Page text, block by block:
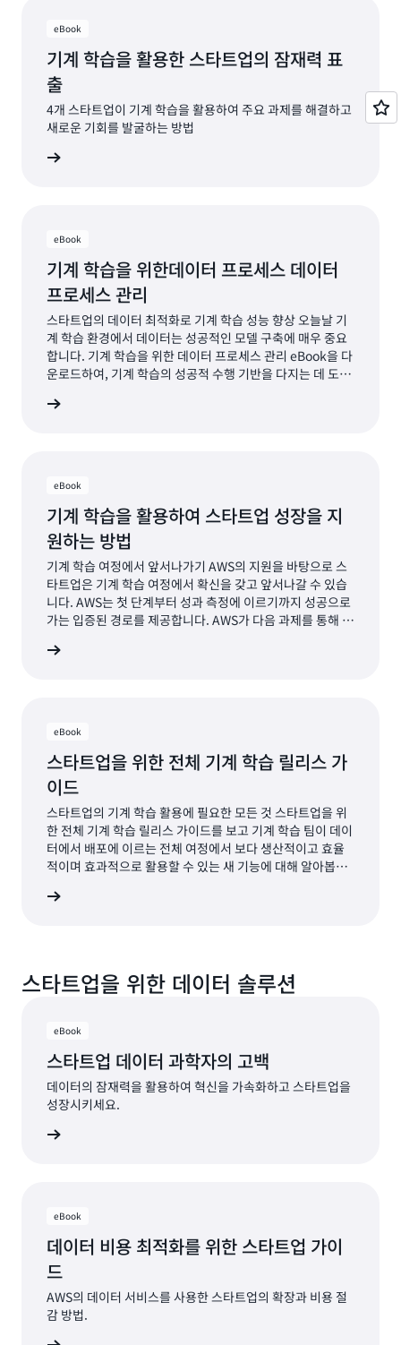
eBook
기계 학습을 활용한 스타트업의 잠재력 표
출
4개 스타트업이 기계 학습을 활용하여 주요 과제를 해결하고
새로운 기회를 발굴하는 방법
eBook
기계 학습을 위한데이터 프로세스 데이터
프로세스 관리
스타트업의 데이터 최적화로 기계 학습 성능 향상 오늘날 기
계 학습 환경에서 데이터는 성공적인 모델 구축에 매우 중요
합니다. 기계 학습을 위한 데이터 프로세스 관리 eBook을 다
운로드하여, 기계 학습의 성공적 수행 기반을 다지는 데 도움
습용 데이터 원본 및 기계 학습 데이터 집합의 데이터 품질 등
께 알아봅니다.
eBook
기계 학습을 활용하여 스타트업 성장을 지
원하는 방법
기계 학습 여정에서 앞서나가기 AWS의 지원을 바탕으로 스
타트업은 기계 학습 여정에서 확신을 갖고 앞서나갈 수 있습
니다. AWS는 첫 단계부터 성과 측정에 이르기까지 성공으로
가는 입증된 경로를 제공합니다. AWS가 다음 과제를 통해 스
eBook: 기계 학습 성공을 위한 스타트업 경로에서 알아보세
개 고객사의 목표 달성에 도움이 되는 내용을 이 eBook에서
eBook
스타트업을 위한 전체 기계 학습 릴리스 가
이드
스타트업의 기계 학습 활용에 필요한 모든 것 스타트업을 위
한 전체 기계 학습 릴리스 가이드를 보고 기계 학습 팀이 데이
터에서 배포에 이르는 전체 여정에서 보다 생산적이고 효율
적이며 효과적으로 활용할 수 있는 새 기능에 대해 알아봅니
스타트업을 위한 데이터 솔루션
eBook
스타트업 데이터 과학자의 고백
데이터의 잠재력을 활용하여 혁신을 가속화하고 스타트업을
성장시키세요.
eBook
데이터 비용 최적화를 위한 스타트업 가이
드
AWS의 데이터 서비스를 사용한 스타트업의 확장과 비용 절
감 방법.